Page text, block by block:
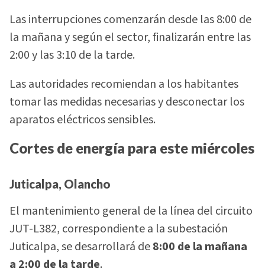
Las interrupciones comenzarán desde las 8:00 de
la mañana y según el sector, finalizarán entre las
2:00 y las 3:10 de la tarde.
Las autoridades recomiendan a los habitantes
tomar las medidas necesarias y desconectar los
aparatos eléctricos sensibles.
Cortes de energía para este miércoles
Juticalpa, Olancho
El mantenimiento general de la línea del circuito
JUT-L382, correspondiente a la subestación
Juticalpa, se desarrollará de8:00 de la mañana